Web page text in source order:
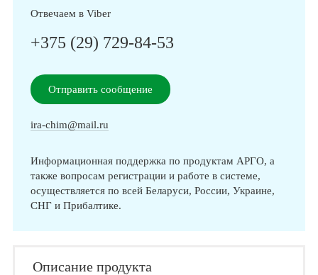
Отвечаем в Viber
+375 (29) 729-84-53
Отправить сообщение
ira-chim@mail.ru
Информационная поддержка по продуктам АРГО, а
также вопросам регистрации и работе в системе,
осуществляется по всей Беларуси, России, Украине,
СНГ и Прибалтике.
Описание продукта